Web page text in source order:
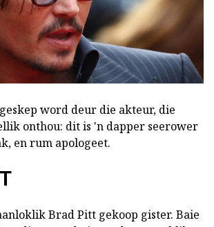
word deur die akteur, die
onthou: dit is 'n dapper seerower
en rum apologeet.
Brad Pitt gekoop gister. Baie